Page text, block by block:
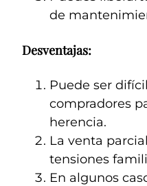
de
Desventajas:
Puede ser
compradores
herencia.
La venta
tensiones
En algunos